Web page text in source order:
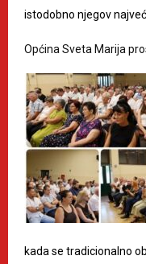
istodobno njegov
Općina Sveta Marija
kada se tradicionalno